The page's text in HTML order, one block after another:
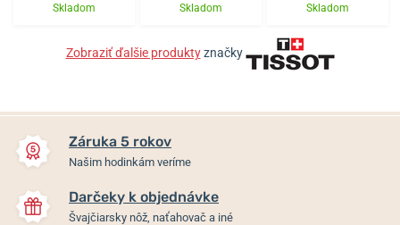
Skladom Skladom Skladom
Zobraziť ďalšie produktyznačky
Záruka 5 rokov
Našim hodinkám veríme
Darčeky k objednávke
Švajčiarsky nôž, naťahovač a iné